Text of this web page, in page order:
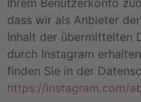
dass wir als Anbieter
Inhalt der übermittelten
durch Instagram
finden Sie in der
https://instagram.com/